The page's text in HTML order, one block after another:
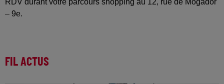
RDV durant votre parcours shopping au 12, rue de Mogador
– 9e.
FIL ACTUS